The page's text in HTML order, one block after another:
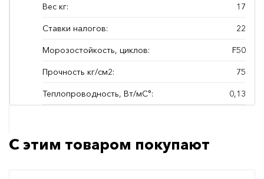
Вес кг: 17
Ставки налогов: 22
Морозостойкость, циклов: F50
Прочность кг/см2: 75
Теплопроводность, Вт/мС°: 0,13
С этим товаром покупают